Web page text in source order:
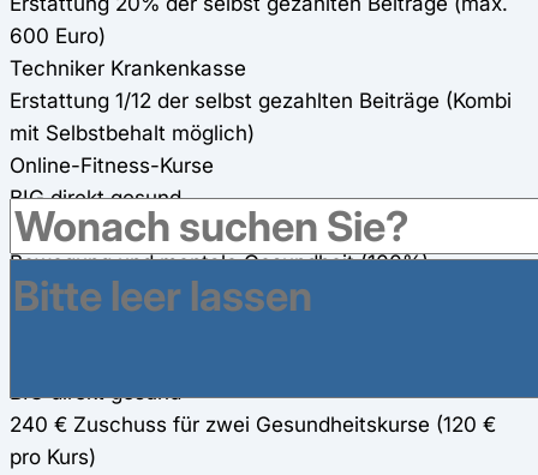
600 Euro)
Techniker Krankenkasse
Erstattung 1/12 der selbst gezahlten Beiträge (Kombi
mit Selbstbehalt möglich)
Online-Fitness-Kurse
BIG direkt gesund
Kurse über BIGbalance Life & Health zu Ernährung,
Bewegung und mentale Gesundheit (100%)
Techniker Krankenkasse
BIG direkt gesund
240 € Zuschuss für zwei Gesundheitskurse (120 €
pro Kurs)